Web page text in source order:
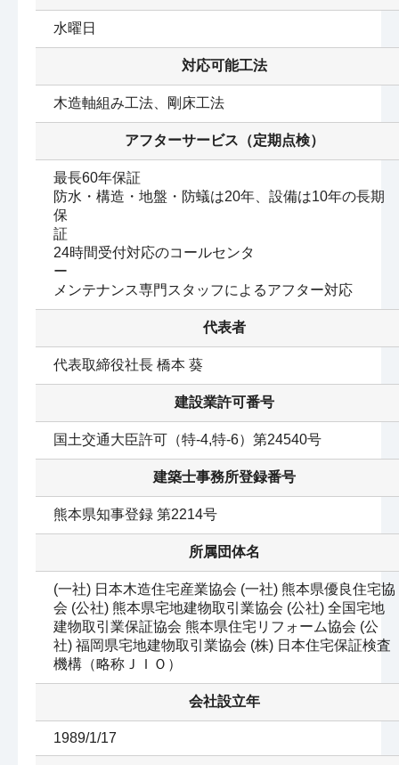
水曜日
対応可能工法
木造軸組み工法、剛床工法
アフターサービス（定期点検）
最長60年保証
防水・構造・地盤・防蟻は20年、設備は10年の長期
保
証
24時間受付対応のコールセンタ
ー
メンテナンス専門スタッフによるアフター対応
代表者
代表取締役社長 橋本 葵
建設業許可番号
国土交通大臣許可（特-4,特-6）第24540号
建築士事務所登録番号
熊本県知事登録 第2214号
所属団体名
(一社) 日本木造住宅産業協会 (一社) 熊本県優良住宅協
会 (公社) 熊本県宅地建物取引業協会 (公社) 全国宅地
建物取引業保証協会 熊本県住宅リフォーム協会 (公
社) 福岡県宅地建物取引業協会 (株) 日本住宅保証検査
機構（略称ＪＩＯ）
会社設立年
1989/1/17